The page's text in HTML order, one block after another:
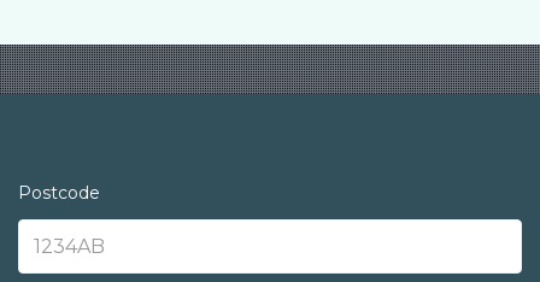
Postcode